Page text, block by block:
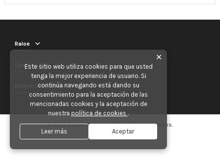
Raloe
Contáctenos
Boletín de noticias
© 2025 Raloe. Todos los derechos reservados.
✕
Este sitio web utiliza cookies para que usted
tenga la mejor experiencia de usuario. Si
continúa navegando está dando su
consentimiento para la aceptación de las
mencionadas cookies y la aceptación de
nuestra política de cookies .
Leer más Aceptar